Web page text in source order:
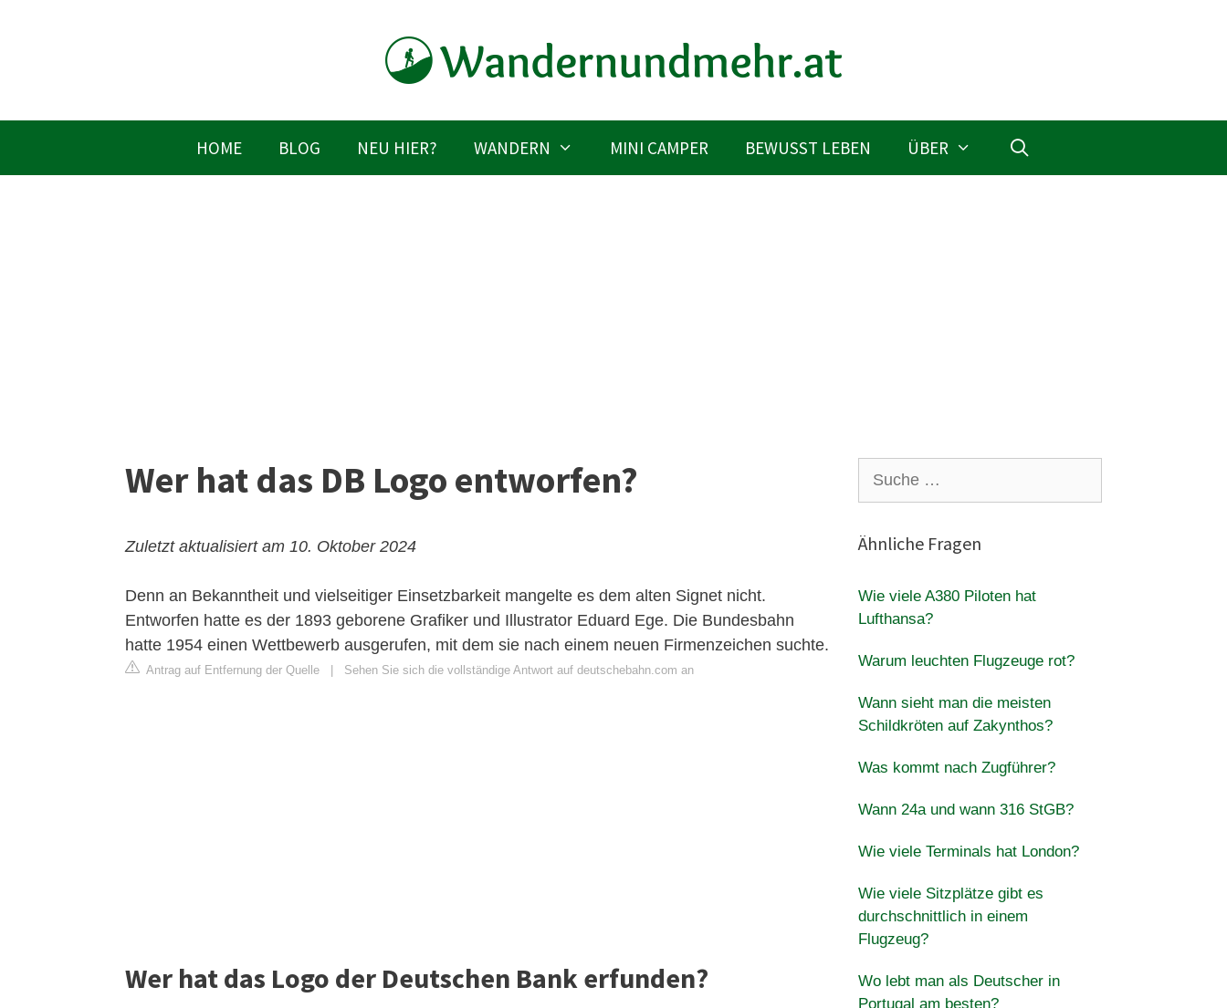
HOME BLOG NEU HIER? WANDERN MINI CAMPER BEWUSST LEBEN ÜBER
Wer hat das DB Logo entworfen?
Zuletzt aktualisiert am 10. Oktober 2024
Denn an Bekanntheit und vielseitiger Einsetzbarkeit mangelte es dem alten Signet nicht.
Entworfen hatte es der 1893 geborene Grafiker und Illustrator Eduard Ege. Die Bundesbahn
hatte 1954 einen Wettbewerb ausgerufen, mit dem sie nach einem neuen Firmenzeichen suchte.
Antrag auf Entfernung der Quelle Sehen Sie sich die vollständige Antwort auf deutschebahn.com an
Wer hat das Logo der Deutschen Bank erfunden?
nach:
Ähnliche Fragen
Wie viele A380 Piloten hat
Lufthansa?
Warum leuchten Flugzeuge rot?
Wann sieht man die meisten
Schildkröten auf Zakynthos?
Was kommt nach Zugführer?
Wann 24a und wann 316 StGB?
Wie viele Terminals hat London?
Wie viele Sitzplätze gibt es
durchschnittlich in einem
Flugzeug?
Wo lebt man als Deutscher in
Portugal am besten?